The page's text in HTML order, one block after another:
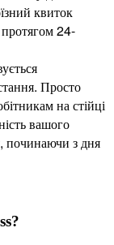
квиток
24-
Просто
на стійці
вашого
починаючи з дня